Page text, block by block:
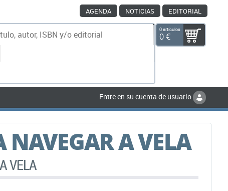
AGENDA NOTICIAS EDITORIAL
0 artículos
0 €
Entre en su cuenta de usuario
NAVEGAR A VELA
VELA